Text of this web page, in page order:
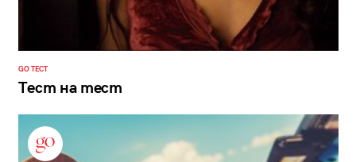
GO ТЕСТ
Тест на тест